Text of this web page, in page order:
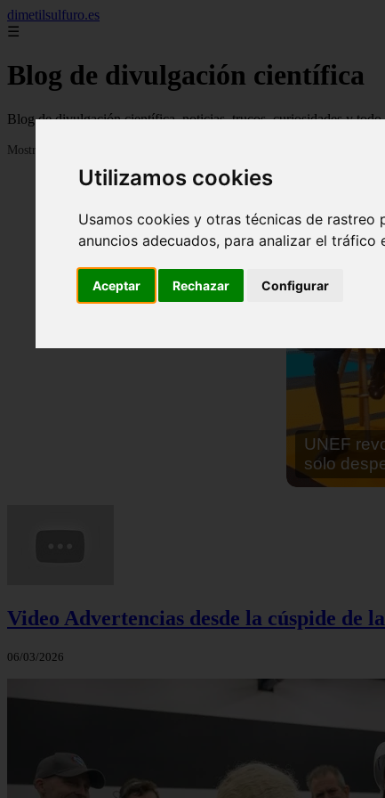
Utilizamos cookies
Usamos cookies y otras técnicas de
anuncios adecuados, para analizar el
Aceptar Rechazar Configurar
dimetilsulfuro.es
☰
Blog de divulgación científica
Blog de divulgación científica, noticias, trucos, curiosidades y todo
Mostrando 1 - 24 de 907 artículos
En África
cocinar
Video Advertencias desde la cúspide de
06/03/2026